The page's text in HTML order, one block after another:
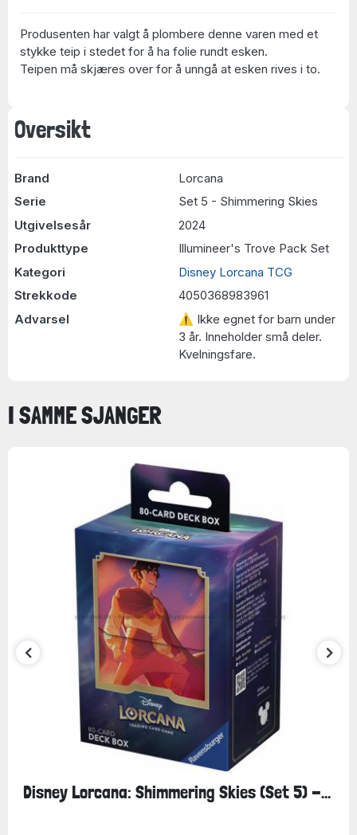
Oversikt
Brand
Lorcana
Serie
Set 5 - Shimmering Skies
Utgivelsesår
2024
Produkttype
Illumineer's Trove Pack Set
Kategori
Disney Lorcana TCG
Strekkode
4050368983961
Advarsel
⚠ Ikke egnet for barn under
3 år. Inneholder små deler.
Kvelningsfare.
Produsenten har valgt å plombere denne varen med et
stykke teip i stedet for å ha folie rundt esken.
Teipen må skjæres over for å unngå at esken rives i to.
I SAMME SJANGER
Disney Lorcana: Shimmering Skies (Set 5) -...